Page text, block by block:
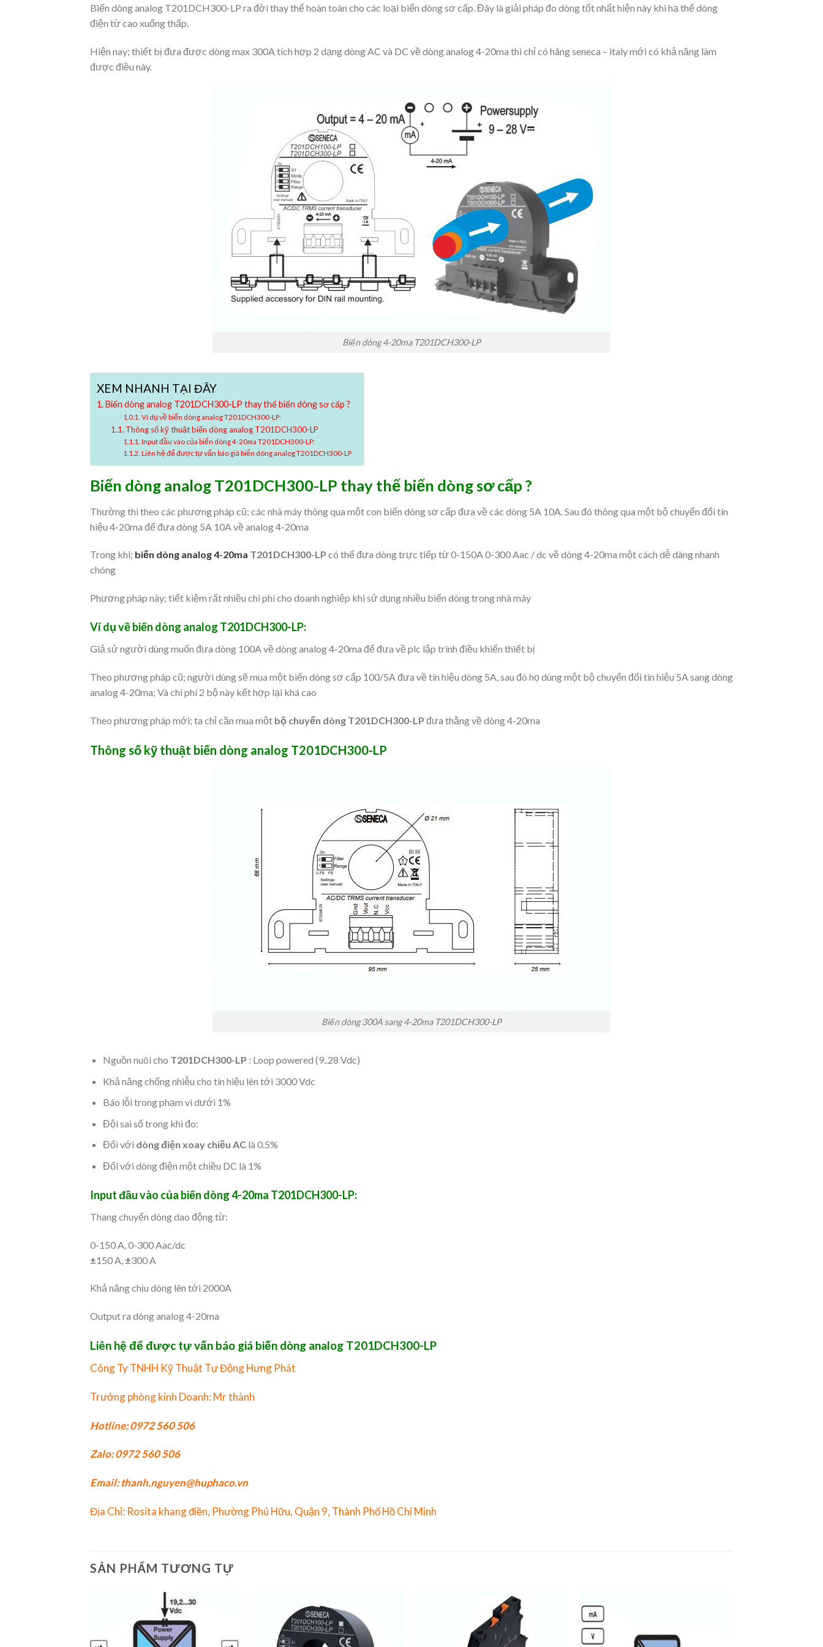
Biến dòng analog T201DCH300-LP ra đời thay thế hoàn toàn cho các loại biến dòng sơ cấp. Đây là giải pháp đo dòng tốt nhất hiện này khi hạ thế dòng
điện từ cao xuống thấp.
Hiện nay; thiết bị đưa được dòng max 300A tích hợp 2 dạng dòng AC và DC về dòng analog 4-20ma thì chỉ có hãng seneca – italy mới có khả năng làm
được điều này.
Biến dòng 4-20ma T201DCH300-LP
XEM NHANH TẠI ĐÂY
Biến dòng analog T201DCH300-LP thay thế biến dòng sơ cấp ?
Ví dụ về biến dòng analog T201DCH300-LP:
Thông số kỹ thuật biến dòng analog T201DCH300-LP
Input đầu vào của biến dòng 4-20ma T201DCH300-LP:
Liên hệ để được tự vấn báo giá biến dòng analog T201DCH300-LP
Biến dòng analog T201DCH300-LP thay thế biến dòng sơ cấp ?
Thường thì theo các phương pháp cũ; các nhà máy thông qua một con biến dòng sơ cấp đưa về các dòng 5A 10A. Sau đó thông qua một bộ chuyển đổi tín
hiệu 4-20ma để đưa dòng 5A 10A về analog 4-20ma
Trong khi; biến dòng analog 4-20ma T201DCH300-LP có thể đưa dòng trực tiếp từ 0-150A 0-300 Aac / dc về dòng 4-20ma một cách dễ dàng nhanh
chóng
Phương pháp này; tiết kiệm rất nhiều chi phí cho doanh nghiệp khi sử dụng nhiều biến dòng trong nhà máy
Ví dụ về biến dòng analog T201DCH300-LP:
Giả sử người dùng muốn đưa dòng 100A về dòng analog 4-20ma để đưa về plc lập trình điều khiển thiết bị
Theo phương pháp cũ; người dùng sẽ mua một biến dòng sơ cấp 100/5A đưa về tín hiệu dòng 5A, sau đó họ dùng một bộ chuyển đổi tín hiệu 5A sang dòng
analog 4-20ma; Và chi phí 2 bộ này kết hợp lại khá cao
Theo phương pháp mới; ta chỉ cần mua một bộ chuyển dòng T201DCH300-LP đưa thằng về dòng 4-20ma
Thông số kỹ thuật biến dòng analog T201DCH300-LP
Biến dòng 300A sang 4-20ma T201DCH300-LP
Nguồn nuôi cho T201DCH300-LP : Loop powered (9..28 Vdc)
Khả năng chống nhiễu cho tín hiệu lên tới 3000 Vdc
Báo lỗi trong phạm vi dưới 1%
Đội sai số trong khi đo:
Đối với dòng điện xoay chiều AClà 0.5%
Đối với dòng điện một chiều DC là 1%
Input đầu vào của biến dòng 4-20ma T201DCH300-LP:
Thang chuyển dòng dao động từ:
0-150 A, 0-300 Aac/dc
±150 A, ±300 A
Khả năng chịu dòng lên tới 2000A
Output ra dòng analog 4-20ma
Liên hệ để được tự vấn báo giá biến dòng analog T201DCH300-LP
Công Ty TNHH Kỹ Thuật Tự Động Hưng Phát
Trưởng phòng kinh Doanh: Mr thành
Hotline: 0972 560 506
Zalo: 0972 560 506
Email: thanh.nguyen@huphaco.vn
Địa Chỉ: Rosita khang điền, Phường Phú Hữu, Quận 9, Thành Phố Hồ Chí Minh
SẢN PHẨM TƯƠNG TỰ